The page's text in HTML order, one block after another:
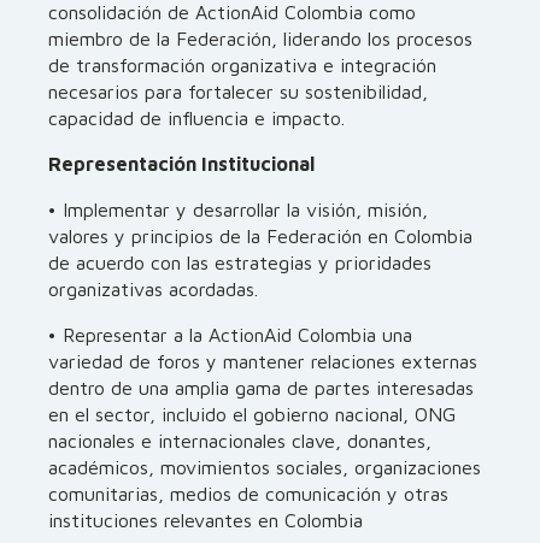
consolidación de ActionAid Colombia como
miembro de la Federación, liderando los procesos
de transformación organizativa e integración
necesarios para fortalecer su sostenibilidad,
capacidad de influencia e impacto.
Representación Institucional
• Implementar y desarrollar la visión, misión,
valores y principios de la Federación en Colombia
de acuerdo con las estrategias y prioridades
organizativas acordadas.
• Representar a la ActionAid Colombia una
variedad de foros y mantener relaciones externas
dentro de una amplia gama de partes interesadas
en el sector, incluido el gobierno nacional, ONG
nacionales e internacionales clave, donantes,
académicos, movimientos sociales, organizaciones
comunitarias, medios de comunicación y otras
instituciones relevantes en Colombia